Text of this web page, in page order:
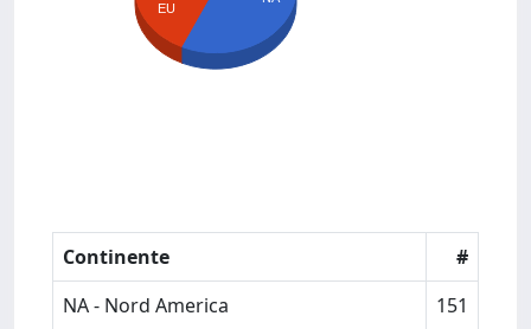
EU
Continente
#
NA - Nord America
151